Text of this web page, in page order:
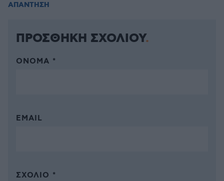
ΑΠΑΝΤΗΣΗ
ΠΡΟΣΘΗΚΗ ΣΧΟΛΙΟΥ
ΌΝΟΜΑ *
EMAIL
ΣΧΌΛΙΟ *